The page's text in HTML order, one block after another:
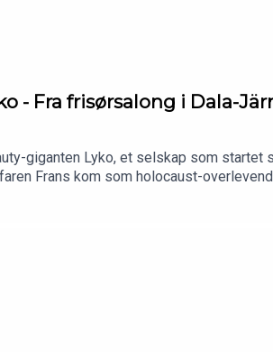
- Fra frisørsalong i Dala-
giganten Lyko, et selskap som
Frans kom som holocaust-
og gjorde Lyko til et av Nordens råeste
100 fysiske butikker med sitt nye
kultur, tempo og tydelighetApp-
som virkelig kreves for å